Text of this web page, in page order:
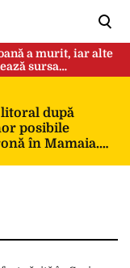
a murit, iar alte
sursa
după
posibile
în Mamaia.